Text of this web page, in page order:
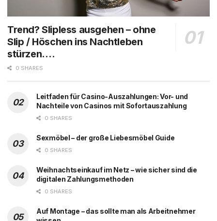
Trend? Slipless ausgehen – ohne
Slip / Höschen ins Nachtleben
stürzen….
0 SHARES
Leitfaden für Casino-Auszahlungen: Vor- und
Nachteile von Casinos mit Sofortauszahlung
0 SHARES
Sexmöbel – der große Liebesmöbel Guide
0 SHARES
Weihnachtseinkauf im Netz – wie sicher sind die
digitalen Zahlungsmethoden
0 SHARES
Auf Montage – das sollte man als Arbeitnehmer